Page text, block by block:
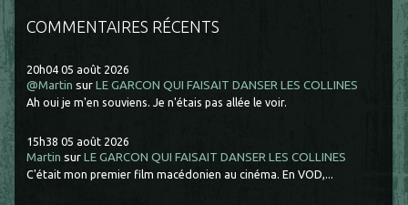
COMMENTAIRES RÉCENTS
20h04 05 août 2026
@Martin surLE GARCON QUI FAISAIT DANSER LES COLLINES
Ah oui je m'en souviens. Je n'étais pas allée le voir.
15h38 05 août 2026
Martin surLE GARCON QUI FAISAIT DANSER LES COLLINES
C'était mon premier film macédonien au cinéma. En VOD,...